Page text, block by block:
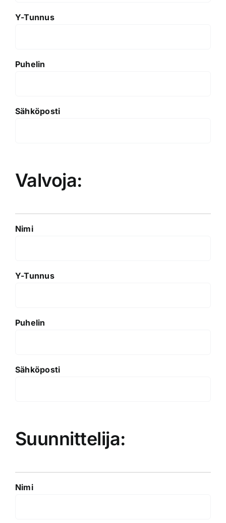
Y-Tunnus
Puhelin
Sähköposti
Valvoja:
Nimi
Y-Tunnus
Puhelin
Sähköposti
Suunnittelija:
Nimi